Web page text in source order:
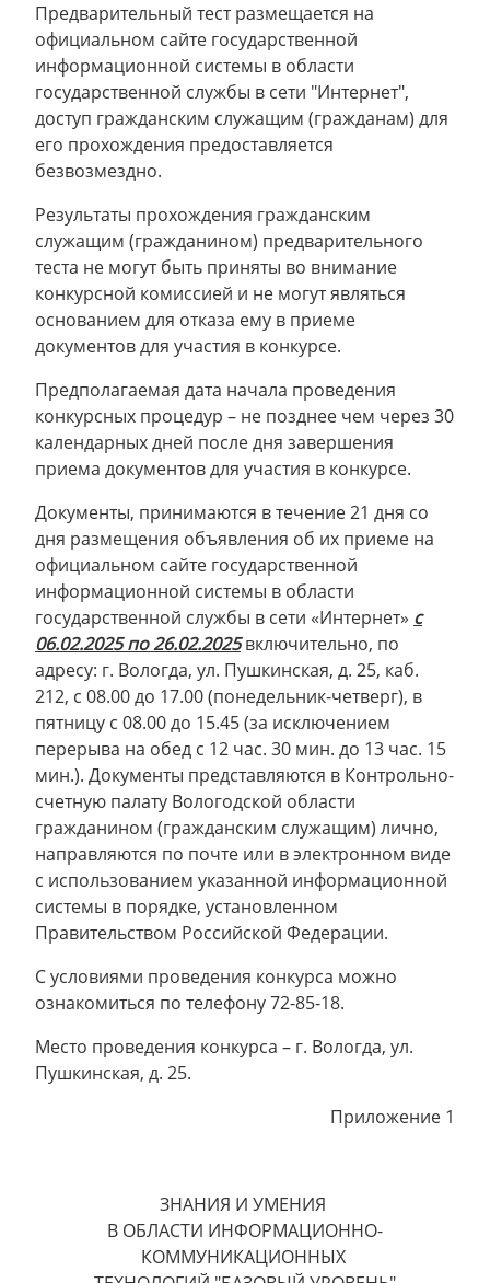
Предварительный тест размещается на
официальном сайте государственной
информационной системы в области
государственной службы в сети "Интернет",
доступ гражданским служащим (гражданам) для
его прохождения предоставляется
безвозмездно.
Результаты прохождения гражданским
служащим (гражданином) предварительного
теста не могут быть приняты во внимание
конкурсной комиссией и не могут являться
основанием для отказа ему в приеме
документов для участия в конкурсе.
Предполагаемая дата начала проведения
конкурсных процедур – не позднее чем через 30
календарных дней после дня завершения
приема документов для участия в конкурсе.
Документы, принимаются в течение 21 дня со
дня размещения объявления об их приеме на
официальном сайте государственной
информационной системы в области
государственной службы в сети «Интернет» с
06.02.2025 по 26.02.2025включительно, по
адресу: г. Вологда, ул. Пушкинская, д. 25, каб.
212, с 08.00 до 17.00 (понедельник-четверг), в
пятницу с 08.00 до 15.45 (за исключением
перерыва на обед с 12 час. 30 мин. до 13 час. 15
мин.). Документы представляются в Контрольно-
счетную палату Вологодской области
гражданином (гражданским служащим) лично,
направляются по почте или в электронном виде
с использованием указанной информационной
системы в порядке, установленном
Правительством Российской Федерации.
С условиями проведения конкурса можно
ознакомиться по телефону 72-85-18.
Место проведения конкурса – г. Вологда, ул.
Пушкинская, д. 25.
Приложение 1
ЗНАНИЯ И УМЕНИЯ
В ОБЛАСТИ ИНФОРМАЦИОННО-
КОММУНИКАЦИОННЫХ